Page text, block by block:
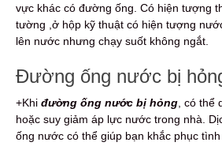
vực khác có đường ống. Có hiện tượng
tường ,ở hộp kỹ thuật có hiện tượng
lên nước nhưng chạy suốt không ngắt.
Đường ống nước bị
+Khi đường ống nước bị hỏng , có
hoặc suy giảm áp lực nước trong nhà.
ống nước có thể giúp bạn khắc phục